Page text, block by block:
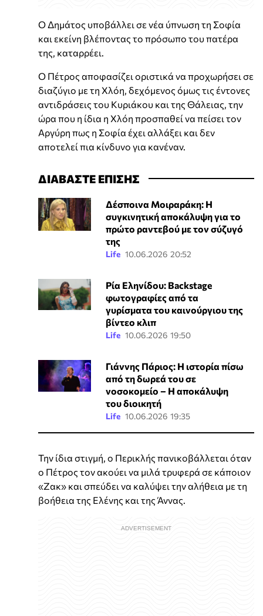
Ο Δημάτος υποβάλλει σε νέα ύπνωση τη Σοφία
και εκείνη βλέποντας το πρόσωπο του πατέρα
της, καταρρέει.
Ο Πέτρος αποφασίζει οριστικά να προχωρήσει σε
διαζύγιο με τη Χλόη, δεχόμενος όμως τις έντονες
αντιδράσεις του Κυριάκου και της Θάλειας, την
ώρα που η ίδια η Χλόη προσπαθεί να πείσει τον
Αργύρη πως η Σοφία έχει αλλάξει και δεν
αποτελεί πια κίνδυνο για κανέναν.
ΔΙΑΒΑΣΤΕ ΕΠΙΣΗΣ
Δέσποινα Μοιραράκη: Η
συγκινητική αποκάλυψη για το
πρώτο ραντεβού με τον σύζυγό
της
Life 10.06.2026 20:52
Ρία Εληνίδου: Backstage
φωτογραφίες από τα
γυρίσματα του καινούργιου της
βίντεο κλιπ
Life 10.06.2026 19:50
Γιάννης Πάριος: Η ιστορία πίσω
από τη δωρεά του σε
νοσοκομείο – Η αποκάλυψη
του διοικητή
Life 10.06.2026 19:35
Την ίδια στιγμή, ο Περικλής πανικοβάλλεται όταν
ο Πέτρος τον ακούει να μιλά τρυφερά σε κάποιον
«Ζακ» και σπεύδει να καλύψει την αλήθεια με τη
βοήθεια της Ελένης και της Άννας.